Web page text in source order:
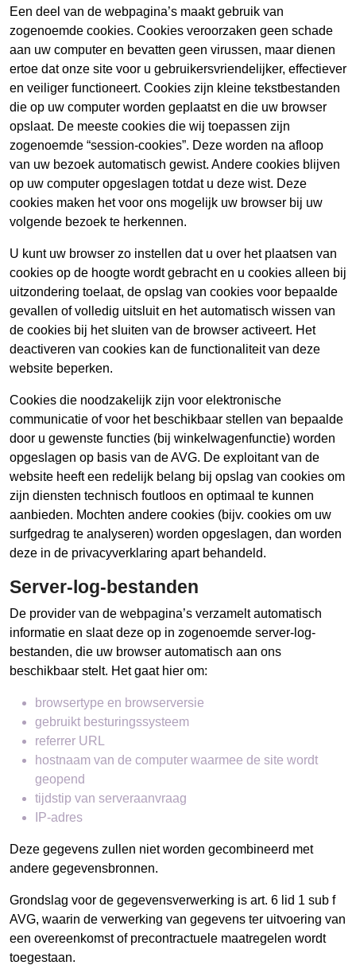
Een deel van de webpagina’s maakt gebruik van
zogenoemde cookies. Cookies veroorzaken geen schade
aan uw computer en bevatten geen virussen, maar dienen
ertoe dat onze site voor u gebruikersvriendelijker, effectiever
en veiliger functioneert. Cookies zijn kleine tekstbestanden
die op uw computer worden geplaatst en die uw browser
opslaat. De meeste cookies die wij toepassen zijn
zogenoemde “session-cookies”. Deze worden na afloop
van uw bezoek automatisch gewist. Andere cookies blijven
op uw computer opgeslagen totdat u deze wist. Deze
cookies maken het voor ons mogelijk uw browser bij uw
volgende bezoek te herkennen.
U kunt uw browser zo instellen dat u over het plaatsen van
cookies op de hoogte wordt gebracht en u cookies alleen bij
uitzondering toelaat, de opslag van cookies voor bepaalde
gevallen of volledig uitsluit en het automatisch wissen van
de cookies bij het sluiten van de browser activeert. Het
deactiveren van cookies kan de functionaliteit van deze
website beperken.
Cookies die noodzakelijk zijn voor elektronische
communicatie of voor het beschikbaar stellen van bepaalde
door u gewenste functies (bij winkelwagenfunctie) worden
opgeslagen op basis van de AVG. De exploitant van de
website heeft een redelijk belang bij opslag van cookies om
zijn diensten technisch foutloos en optimaal te kunnen
aanbieden. Mochten andere cookies (bijv. cookies om uw
surfgedrag te analyseren) worden opgeslagen, dan worden
deze in de privacyverklaring apart behandeld.
Server-log-bestanden
De provider van de webpagina’s verzamelt automatisch
informatie en slaat deze op in zogenoemde server-log-
bestanden, die uw browser automatisch aan ons
beschikbaar stelt. Het gaat hier om:
browsertype en browserversie
gebruikt besturingssysteem
referrer URL
hostnaam van de computer waarmee de site wordt
geopend
tijdstip van serveraanvraag
IP-adres
Deze gegevens zullen niet worden gecombineerd met
andere gegevensbronnen.
Grondslag voor de gegevensverwerking is art. 6 lid 1 sub f
AVG, waarin de verwerking van gegevens ter uitvoering van
een overeenkomst of precontractuele maatregelen wordt
toegestaan.